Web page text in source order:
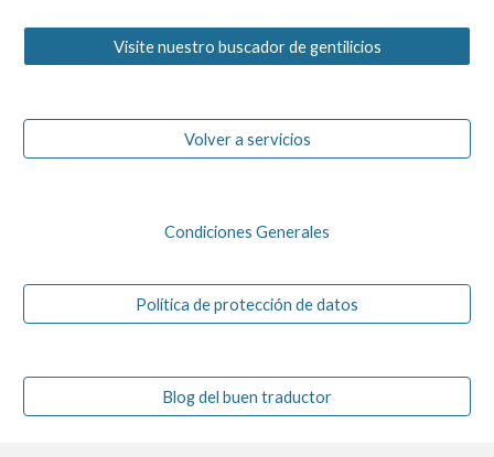
Visite nuestro buscador de gentilicios
Volver a servicios
Condiciones Generales
Política de protección de datos
Blog del buen traductor